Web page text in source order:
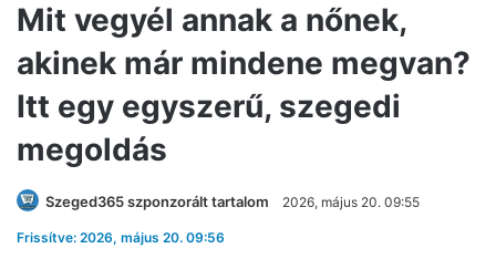
Mit vegyél annak a nőnek,
akinek már mindene megvan?
Itt egy egyszerű, szegedi
megoldás
Szeged365 szponzorált tartalom 2026, május 20. 09:55
Frissítve: 2026, május 20. 09:56